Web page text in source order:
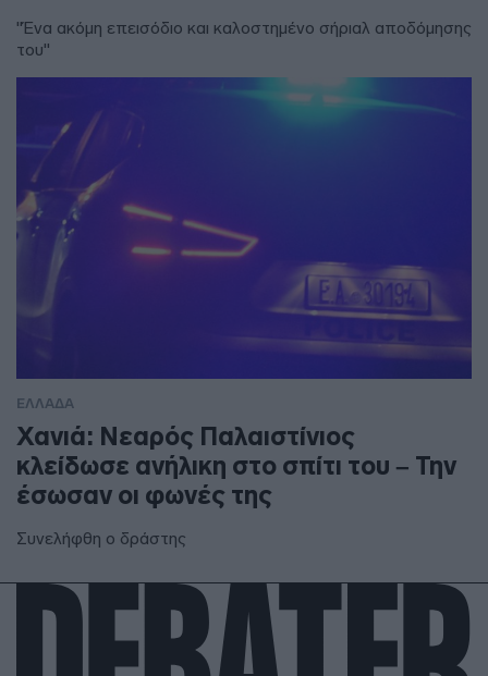
"Ένα ακόμη επεισόδιο και καλοστημένο σήριαλ αποδόμησης
του"
ΕΛΛΑΔΑ
Χανιά: Νεαρός Παλαιστίνιος
κλείδωσε ανήλικη στο σπίτι του – Την
έσωσαν οι φωνές της
Συνελήφθη ο δράστης